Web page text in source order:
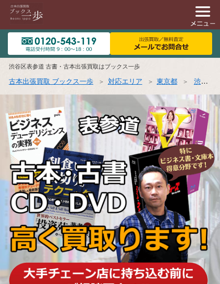
渋谷区表参道 古書・古本出張買取はブックス一歩
古本出張買取 ブックス一歩 対応エリア 東京都 渋谷区